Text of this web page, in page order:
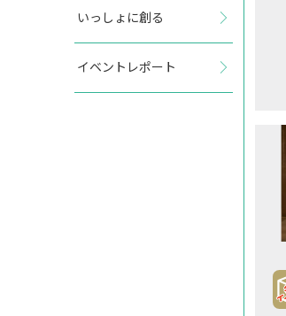
いっしょに創る
イベントレポート